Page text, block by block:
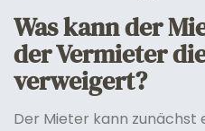
Was kann der
der Vermieter
verweigert?
Der Mieter kann zunächst